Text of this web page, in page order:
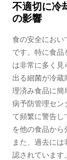
不適切に冷
の影響
食の安全におい
です。特に食品
は非常に多く見
出る細菌が冷蔵
理済み食品に簡
病予防管理セン
て頻繁に警告し
を他の食品から
また、過去に
認されています